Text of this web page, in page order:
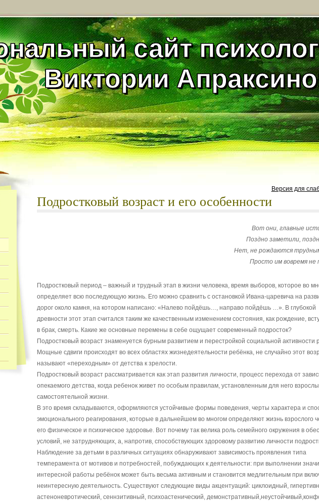
сайт
Виктории
Версия для
Подростковый возраст и его особенности
Вот они, главные
Поздно заметили,
Нет, не рождаются
Просто им вовремя не
Подростковый период – важный и трудный этап в жизни человека, время выборов, которое во
определяет всю последующую жизнь. Его можно сравнить с остановкой Ивана-царевича на
дорог около камня, на котором написано: «Налево пойдёшь…, направо пойдёшь …». В глубокой
древности этот этап считался таким же качественным изменением состояния, как рождение,
в брак, смерть. Какие же основные перемены в себе ощущает современный подросток?
Подростковый возраст знаменуется бурным развитием и перестройкой социальной активности
Мощные сдвиги происходят во всех областях жизнедеятельности ребёнка, не случайно этот
называют «переходным» от детства к зрелости.
Подростковый возраст рассматривается как этап развития личности, процесс перехода от
опекаемого детства, когда ребенок живет по особым правилам, установленным для него
самостоятельной жизни.
В это время складываются, оформляются устойчивые формы поведения, черты характера и
эмоционального реагирования, которые в дальнейшем во многом определяют жизнь взрослого
его физическое и психическое здоровье. Вот почему так велика роль семейного окружения в
условий, не затрудняющих, а, напротив, способствующих здоровому развитию личности
Наблюдение за детьми в различных ситуациях обнаруживают зависимость проявления типа
темперамента от мотивов и потребностей, побуждающих к деятельности: при выполнении
интересной работы ребёнок может быть весьма активным и становится медлительным при
неинтересную деятельность. Существуют следующие виды акцентуаций: циклоидный,
астеноневротический, сеннзитивный, психоастенический,